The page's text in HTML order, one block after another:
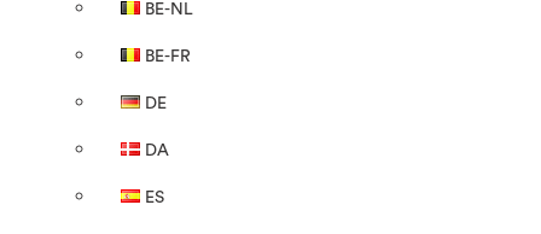
BE-NL
BE-FR
DE
DA
ES